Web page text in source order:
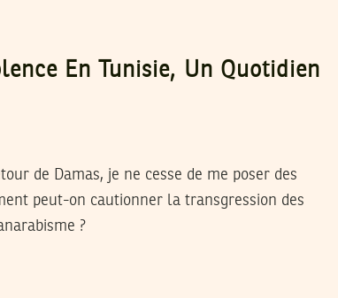
En Tunisie, Un Quotidien
de Damas, je ne cesse de me poser des
peut-on cautionner la transgression des
?